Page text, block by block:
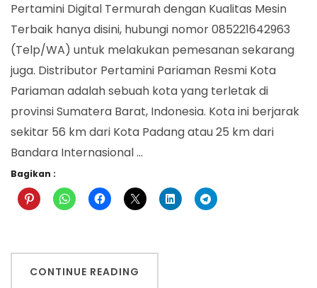
Pertamini Digital Termurah dengan Kualitas Mesin
Terbaik hanya disini, hubungi nomor 085221642963
(Telp/WA) untuk melakukan pemesanan sekarang
juga. Distributor Pertamini Pariaman Resmi Kota
Pariaman adalah sebuah kota yang terletak di
provinsi Sumatera Barat, Indonesia. Kota ini berjarak
sekitar 56 km dari Kota Padang atau 25 km dari
Bandara Internasional …
Bagikan :
CONTINUE READING